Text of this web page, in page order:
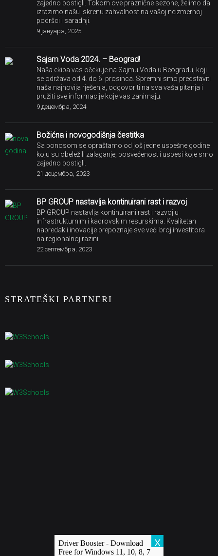
X
Driver Booster - Download
Free for Windows 11, 10, 8, 7
se održava od 4. do 6. prosinca. Spremni smo predstaviti
naša najnovija rješenja, odgovoriti na sva vaša pitanja i
pružiti sve informacije koje vas zanimaju.
9 децембра, 2024
Božićna i novogodišnja čestitka
Sa ponosom se opraštamo od još jedne uspešne godine
koju su obeležili zalaganje, posvećenost i uspesi koje smo
zajedno postigli.
21 децембра, 2023
BP GROUP nastavlja kontinuirani rast i razvoj u
infrastrukturnim i kadrovskim resurskima. Kvalitetan
napredak i inovacije prepoznaje sve veći broj investitora
na regionalnoj razini.
22 септембра, 2023
STRATEŠKI PARTNERI